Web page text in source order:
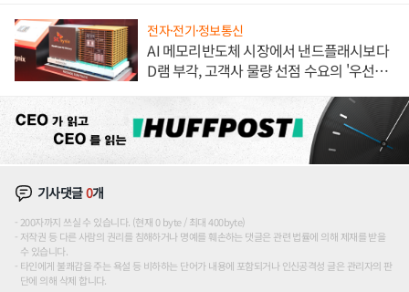
전자·전기·정보통신
AI 메모리반도체 시장에서 낸드플래시보다
D램 부각, 고객사 물량 선점 수요의 '우선순
기사댓글0개
200자까지 쓰실 수 있습니다. (현재 0 byte / 최대 400byte)
저작권 등 다른 사람의 권리를 침해하거나 명예를 훼손하는 댓글은 관련 법률에 의해 제재를 받을
수 있습니다.
타인에게 불쾌감을 주는 욕설 등 비하하는 단어가 내용에 포함되거나 인신공격성 글은 관리자의 판
단에 의해 삭제 합니다.